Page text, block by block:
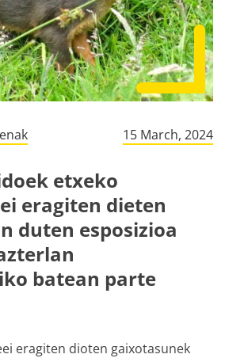
15 March, 2024
etxeko
eragiten dieten
duten esposizioa
batean parte
eragiten dioten gaixotasunek